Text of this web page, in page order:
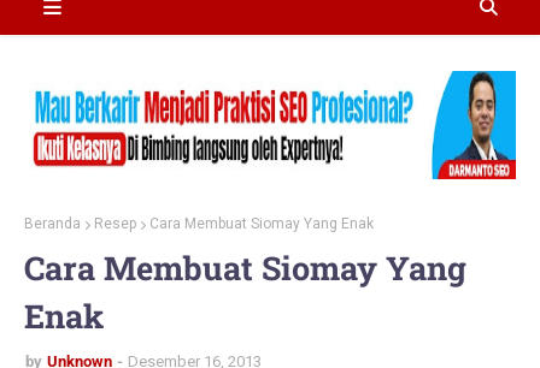
Beranda Resep Cara Membuat Siomay Yang Enak
Cara Membuat Siomay Yang
Enak
by Unknown Desember 16, 2013